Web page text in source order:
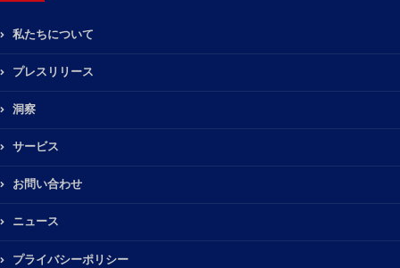
私たちについて
プレスリリース
洞察
サービス
お問い合わせ
ニュース
プライバシーポリシー